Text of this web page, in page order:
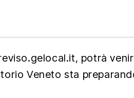
potrà
Veneto sta